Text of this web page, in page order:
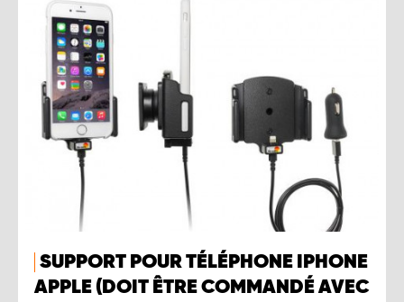
SUPPORT POUR TÉLÉPHONE IPHONE
APPLE (DOIT ÊTRE COMMANDÉ AVEC